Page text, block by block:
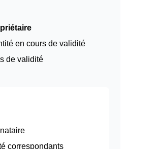
en cours de validité
de validité
correspondants